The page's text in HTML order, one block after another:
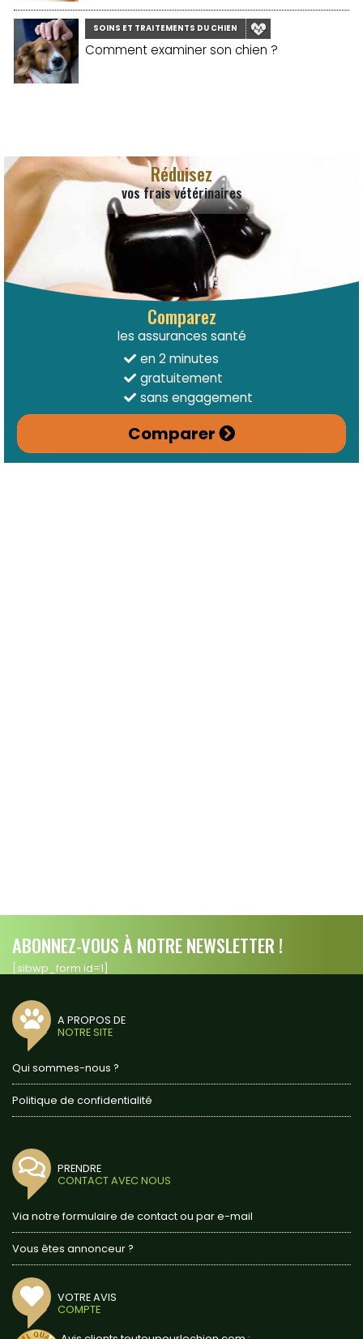
SOINS ET TRAITEMENTS DU CHIEN
Comment examiner son chien ?
Réduisez
vos frais vétérinaires
Comparez
les assurances santé
en 2 minutes
gratuitement
sans engagement
Comparer
ABONNEZ-VOUS À NOTRE NEWSLETTER !
[sibwp_form id=1]
A PROPOS DE
NOTRE SITE
Qui sommes-nous ?
Politique de confidentialité
PRENDRE
CONTACT AVEC NOUS
Via notre formulaire de contact ou par e-mail
Vous êtes annonceur ?
VOTRE AVIS
COMPTE